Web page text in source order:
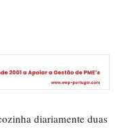
diariamente duas